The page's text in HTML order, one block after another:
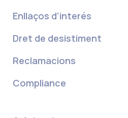
Enllaços d’interés
Dret de desistiment
Reclamacions
Compliance